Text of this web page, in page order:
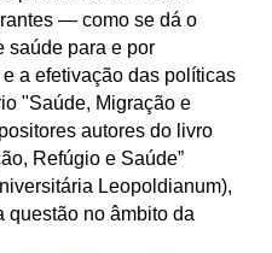
— como se dá o
saúde para e por
a efetivação das políticas
"Saúde, Migração e
autores do livro
Refúgio e Saúde”
Leopoldianum),
questão no âmbito da